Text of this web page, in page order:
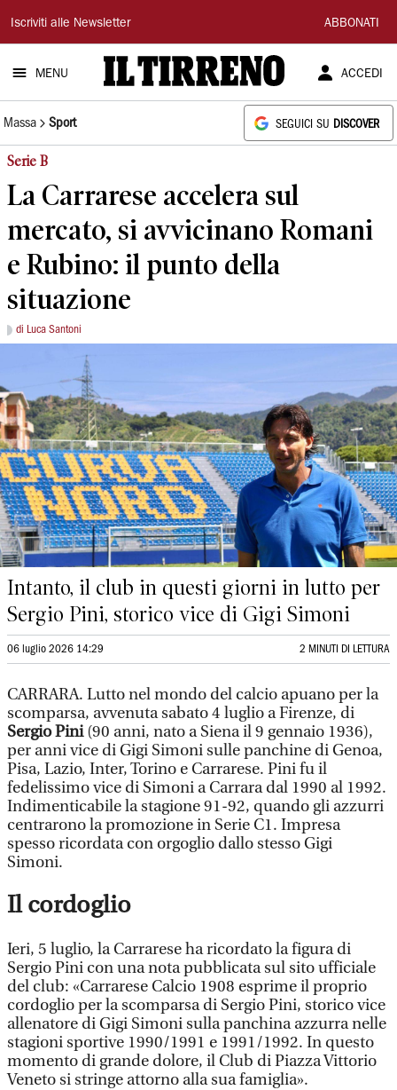
Il
Tirreno
Iscriviti alle Newsletter ABBONATI
MENU ACCEDI
Massa Sport SEGUICI SU DISCOVER
Serie B
La Carrarese accelera sul
mercato, si avvicinano Romani
e Rubino: il punto della
situazione
di Luca Santoni
Intanto, il club in questi giorni in lutto per
Sergio Pini, storico vice di Gigi Simoni
06 luglio 2026 14:29 2 MINUTI DI LETTURA
CARRARA. Lutto nel mondo del calcio apuano per la
scomparsa, avvenuta sabato 4 luglio a Firenze, di
Sergio Pini(90 anni, nato a Siena il 9 gennaio 1936),
per anni vice di Gigi Simoni sulle panchine di Genoa,
Pisa, Lazio, Inter, Torino e Carrarese. Pini fu il
fedelissimo vice di Simoni a Carrara dal 1990 al 1992.
Indimenticabile la stagione 91-92, quando gli azzurri
centrarono la promozione in Serie C1. Impresa
spesso ricordata con orgoglio dallo stesso Gigi
Simoni.
Il cordoglio
Ieri, 5 luglio, la Carrarese ha ricordato la figura di
Sergio Pini con una nota pubblicata sul sito ufficiale
del club: «Carrarese Calcio 1908 esprime il proprio
cordoglio per la scomparsa di Sergio Pini, storico vice
allenatore di Gigi Simoni sulla panchina azzurra nelle
stagioni sportive 1990/1991 e 1991/1992. In questo
momento di grande dolore, il Club di Piazza Vittorio
Veneto si stringe attorno alla sua famiglia».